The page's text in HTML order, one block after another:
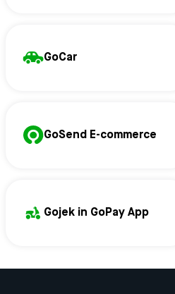
GoCar
GoSend E-commerce
Gojek in GoPay App